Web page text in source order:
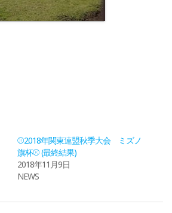
⚾2018年関東連盟秋季大会 ミズノ
旗杯⚾ (最終結果)
2018年11月9日
NEWS